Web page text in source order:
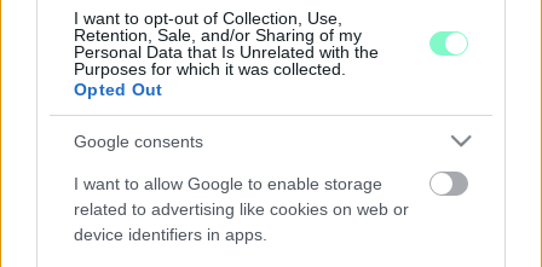
I want to opt-out of Collection, Use,
Retention, Sale, and/or Sharing of my
Personal Data that Is Unrelated with the
Purposes for which it was collected.
Opted Out
Google consents
I want to allow Google to enable storage
related to advertising like cookies on web or
device identifiers in apps.
már létezik a rák ellenszere, csak a piaci érdekek miatt elrejtik
azt a nyilvánosság elől.
EGY DINÓSZOBORBAN TALÁLTAK RÁ EGY FÉRFI
HOLTTESTÉRE BARCELONÁBAN
A férfi valószínűleg a telefonját akarta kihalászni a belülről üres
szoborból.
EGY FLORIDAI NŐ MEG VAN GYŐZŐDVE RÓLA,
HOGY EGY VELOCIRAPTORT KAPOTT